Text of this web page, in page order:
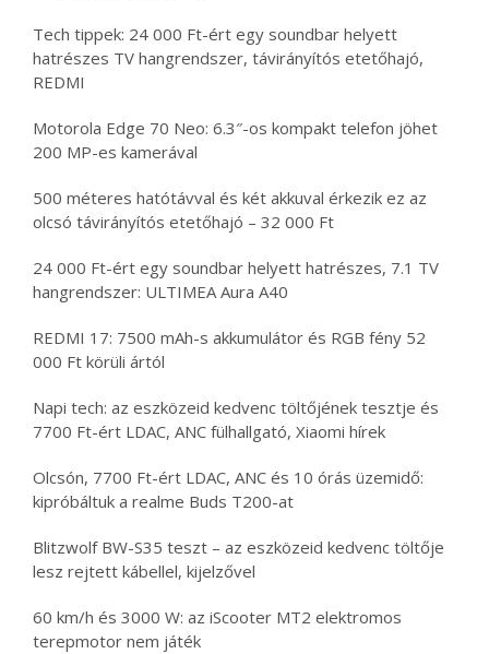
Tech tippek: 24 000 Ft-ért egy soundbar helyett
hatrészes TV hangrendszer, távirányítós etetőhajó,
REDMI
Motorola Edge 70 Neo: 6.3″-os kompakt telefon jöhet
200 MP-es kamerával
500 méteres hatótávval és két akkuval érkezik ez az
olcsó távirányítós etetőhajó – 32 000 Ft
24 000 Ft-ért egy soundbar helyett hatrészes, 7.1 TV
hangrendszer: ULTIMEA Aura A40
REDMI 17: 7500 mAh-s akkumulátor és RGB fény 52
000 Ft körüli ártól
Napi tech: az eszközeid kedvenc töltőjének tesztje és
7700 Ft-ért LDAC, ANC fülhallgató, Xiaomi hírek
Olcsón, 7700 Ft-ért LDAC, ANC és 10 órás üzemidő:
kipróbáltuk a realme Buds T200-at
Blitzwolf BW-S35 teszt – az eszközeid kedvenc töltője
lesz rejtett kábellel, kijelzővel
60 km/h és 3000 W: az iScooter MT2 elektromos
terepmotor nem játék